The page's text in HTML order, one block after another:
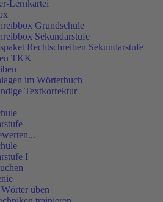
Lernkartei
Grundschule
Sekundarstufe
Rechtschreiben Sekundarstufe
TKK
im Wörterbuch
Textkorrektur
I
üben